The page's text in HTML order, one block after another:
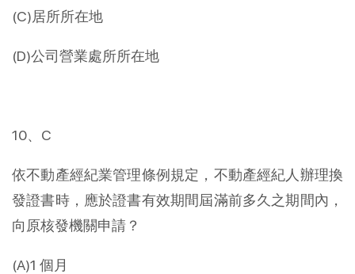
(C)居所所在地
(D)公司營業處所所在地
10、C
依不動產經紀業管理條例規定，不動產經紀人辦理換
發證書時，應於證書有效期間屆滿前多久之期間內，
向原核發機關申請？
(A)1 個月